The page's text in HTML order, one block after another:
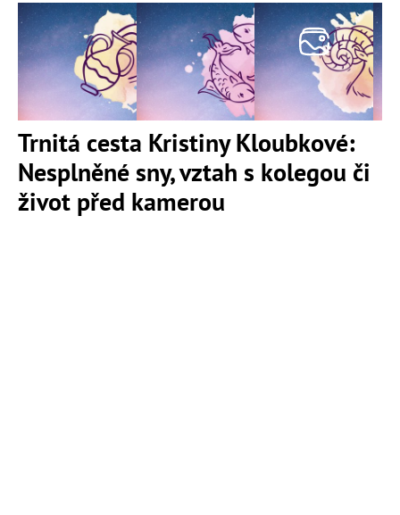
Trnitá cesta Kristiny Kloubkové:
Nesplněné sny, vztah s kolegou či
život před kamerou